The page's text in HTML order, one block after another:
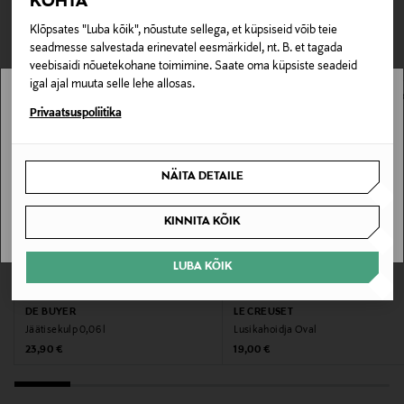
Klõpsates "Luba kõik", nõustute sellega, et küpsiseid võib teie
seadmesse salvestada erinevatel eesmärkidel, nt. B. et tagada
veebisaidi nõuetekohane toimimine. Saate oma küpsiste seadeid
igal ajal muuta selle lehe allosas.
Privaatsuspoliitika
NÄITA DETAILE
KINNITA KÕIK
LUBA KÕIK
LOE LISAKS
Tootenumber
173701957
100% keraamika
Garantii
120 kuud
Värv
717 SEA SALT
Suurus
15 CM
0,00 € – 4,90 €
TEISED KLIENDID
VAATASID KA
DE BUYER
Jäätisekulp 0,06 l
Original Price
23,90 €
LE CREUSET
Lusikahoidja Oval
Original Price
19,00 €
Stockmann pole Sinu riigis saadaval.
SAAN ARU